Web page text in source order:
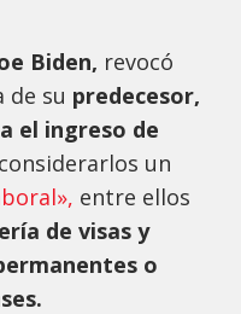
Biden, revocó
de su predecesor,
el ingreso de
un
entre ellos
de visas y
o